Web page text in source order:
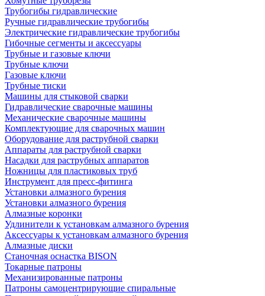
Трубогибы гидравлические
Ручные гидравлические трубогибы
Электрические гидравлические трубогибы
Гибочные сегменты и аксессуары
Трубные и газовые ключи
Трубные ключи
Газовые ключи
Трубные тиски
Машины для стыковой сварки
Гидравлические сварочные машины
Механические сварочные машины
Комплектующие для сварочных машин
Оборудование для раструбной сварки
Аппараты для раструбной сварки
Насадки для раструбных аппаратов
Ножницы для пластиковых труб
Инструмент для пресс-фитинга
Установки алмазного бурения
Установки алмазного бурения
Алмазные коронки
Удлинители к установкам алмазного бурения
Аксессуары к установкам алмазного бурения
Алмазные диски
Станочная оснастка BISON
Токарные патроны
Механизированные патроны
Патроны самоцентрирующие спиральные